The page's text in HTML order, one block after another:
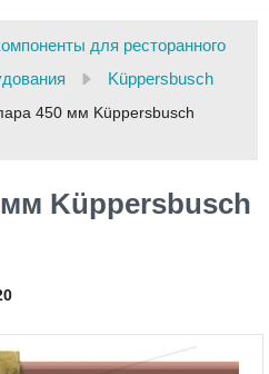
для ресторанного
Küppersbusch
450 мм Küppersbusch
Küppersbusch